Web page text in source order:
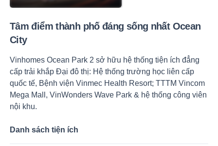
Tâm điểm thành phố đáng sống nhất Ocean
City
Vinhomes Ocean Park 2 sở hữu hệ thống tiện ích đẳng
cấp trải khắp Đại đô thị: Hệ thống trường học liên cấp
quốc tế, Bệnh viện Vinmec Health Resort; TTTM Vincom
Mega Mall, VinWonders Wave Park & hệ thống công viên
nội khu.
Danh sách tiện ích